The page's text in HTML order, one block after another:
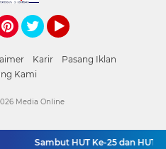
Karir
Pasang Iklan
Kami
Sambut HUT Ke-25 dan HUT
Media Online